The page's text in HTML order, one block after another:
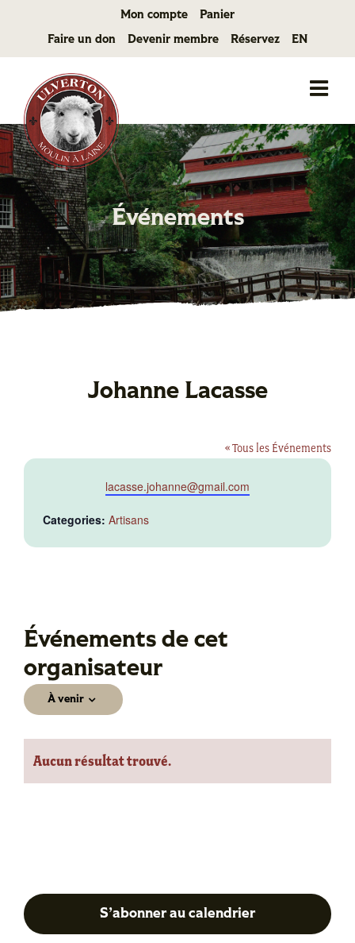
Mon compte Panier
Faire un don Devenir membre Réservez EN
Événements
Johanne Lacasse
« Tous les Événements
Email
lacasse.johanne@gmail.com
Categories: Artisans
Événements de cet
organisateur
Notice
Aucun résultat trouvé.
À venir
une
date.
S’abonner au calendrier